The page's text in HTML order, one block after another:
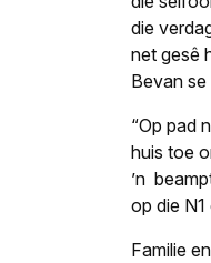
die
net gesê
Bevan
“Op pad
huis toe
’n
op die N1
Familie